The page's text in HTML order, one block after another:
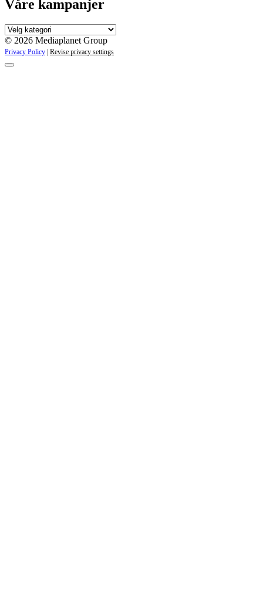
Våre kampanjer
Våre
kampanjer
© 2026 Mediaplanet Group
Privacy Policy Revise privacy settings